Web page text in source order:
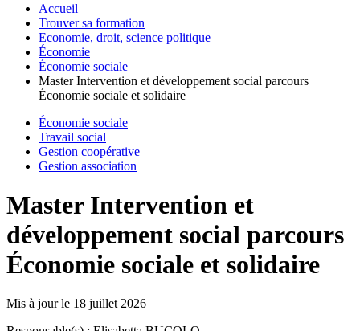
Accueil
Trouver sa formation
Economie, droit, science politique
Économie
Économie sociale
Master Intervention et développement social parcours
Économie sociale et solidaire
Économie sociale
Travail social
Gestion coopérative
Gestion association
Master Intervention et
développement social parcours
Économie sociale et solidaire
Mis à jour le 18 juillet 2026